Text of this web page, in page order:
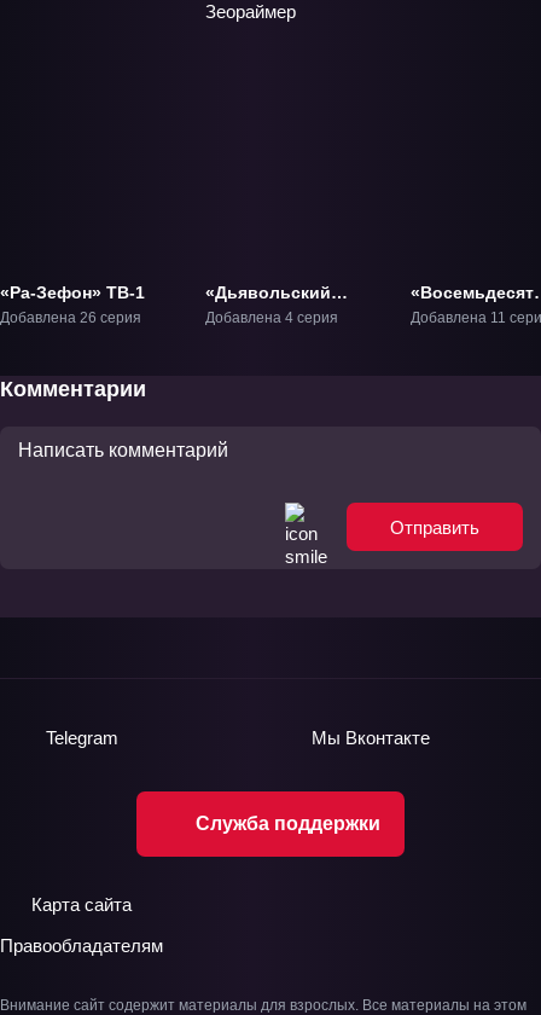
«Ра-Зефон» ТВ-1
Добавлена 26 серия
«Дьявольский
проект Зеораймер»
Добавлена 4 серия
«Восемьдесят
Шесть» ТВ-1
Добавлена 11
Комментарии
Отправить
Служба поддержки
Telegram Мы Вконтакте
Карта сайта
Правообладателям
Внимание сайт содержит материалы для взрослых. Все материалы на этом